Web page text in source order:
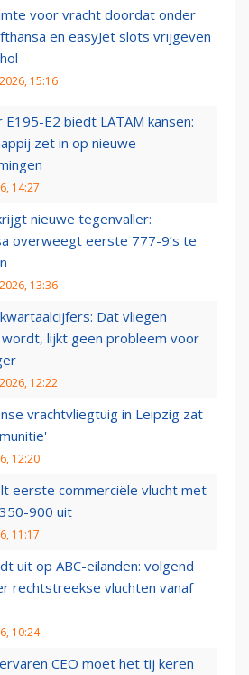
voor vracht doordat onder
en easyJet slots vrijgeven
15:16
E195-E2 biedt LATAM kansen:
zet in op nieuwe
14:27
nieuwe tegenvaller:
overweegt eerste 777-9’s te
13:36
Dat vliegen
lijkt geen probleem voor
12:22
vrachtvliegtuig in Leipzig zat
12:20
eerste commerciële vlucht met
900 uit
11:17
uit op ABC-eilanden: volgend
rechtstreekse vluchten vanaf
10:24
CEO moet het tij keren